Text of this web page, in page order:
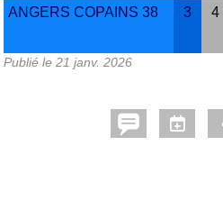
ANGERS COPAINS 38 3 4
Publié le 21 janv. 2026